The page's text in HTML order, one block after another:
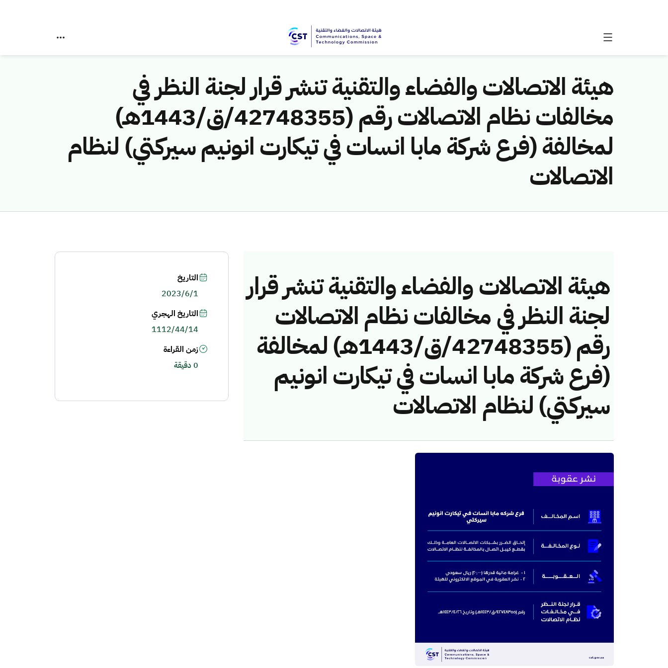
هيئة الاتصالات والفضاء والتقنية تنشر قرار لجنة النظر في
مخالفات نظام الاتصالات رقم (42748355/ق/1443هـ)
لمخالفة (فرع شركة مابا انسات في تيكارت انونيم سيركتي) لنظام
الاتصالات
هيئة الاتصالات والفضاء والتقنية تنشر قرار
لجنة النظر في مخالفات نظام الاتصالات
رقم (42748355/ق/1443هـ) لمخالفة
(فرع شركة مابا انسات في تيكارت انونيم
سيركتي) لنظام الاتصالات
التاريخ
2023/6/1
التاريخ الهجري
1112/44/14
زمن القراءة
0 دقيقة